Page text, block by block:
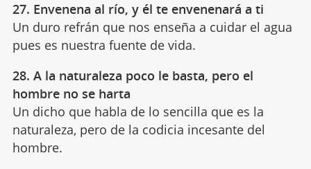
27. Envenena al río, y él te envenenará a ti
Un duro refrán que nos enseña a cuidar el agua
pues es nuestra fuente de vida.
28. A la naturaleza poco le basta, pero el
hombre no se harta
Un dicho que habla de lo sencilla que es la
naturaleza, pero de la codicia incesante del
hombre.